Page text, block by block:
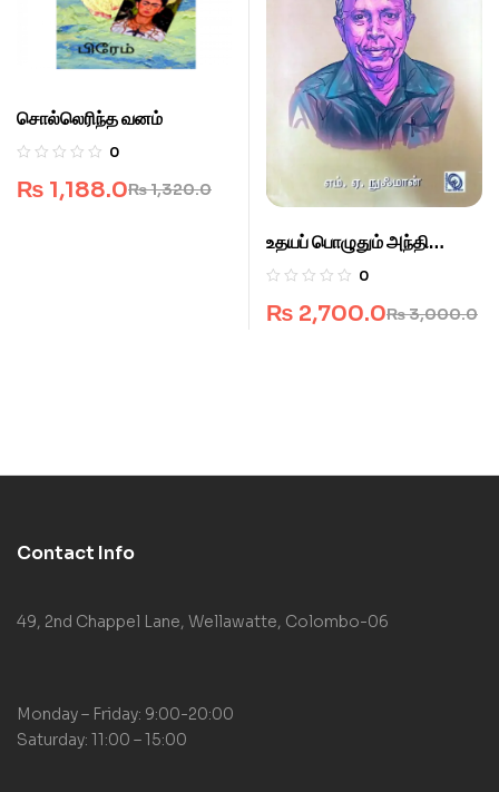
சொல்லெரிந்த வனம்
0
₨1,320.0
₨ 1,188.0
உதயப் பொழுதும் அந்தி
மாலையும்
0
₨3,000.0
₨ 2,700.0
Contact Info
49, 2nd Chappel Lane, Wellawatte, Colombo-06
Monday – Friday: 9:00-20:00
Saturday: 11:00 – 15:00